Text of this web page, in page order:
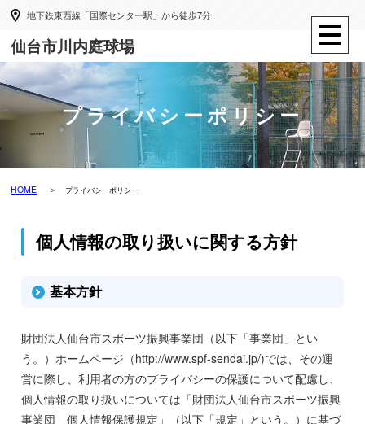
地下鉄東西線「国際センター駅」から徒歩7分
仙台市川内庭球場
プライバシーポリシー
HOME プライバシーポリシー
個人情報の取り扱いに関する方針
基本方針
財団法人仙台市スポーツ振興事業団（以下「事業団」とい
う。）ホームページ（http://www.spf-sendai.jp/)では、その運
営に際し、利用者の方のプライバシーの保護について配慮し、
個人情報の取り扱いについては「財団法人仙台市スポーツ振興
事業団 個人情報保護規定」（以下「規定」という。）に基づ